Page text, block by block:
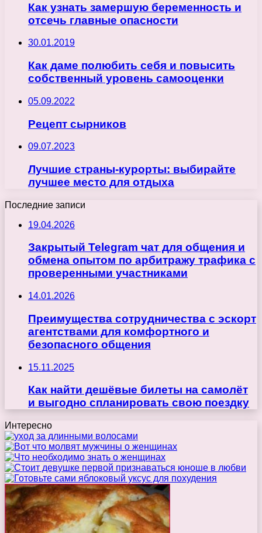
Как узнать замершую беременность и
отсечь главные опасности
30.01.2019
Как даме полюбить себя и повысить
собственный уровень самооценки
05.09.2022
Рецепт сырников
09.07.2023
Лучшие страны-курорты: выбирайте
лучшее место для отдыха
Последние записи
19.04.2026
Закрытый Telegram чат для общения и
обмена опытом по арбитражу трафика с
проверенными участниками
14.01.2026
Преимущества сотрудничества с эскорт
агентствами для комфортного и
безопасного общения
15.11.2025
Как найти дешёвые билеты на самолёт
и выгодно спланировать свою поездку
Интересно